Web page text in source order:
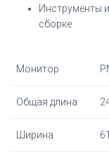
Инструменты
сборке
Монитор
Общая длина
Ширина